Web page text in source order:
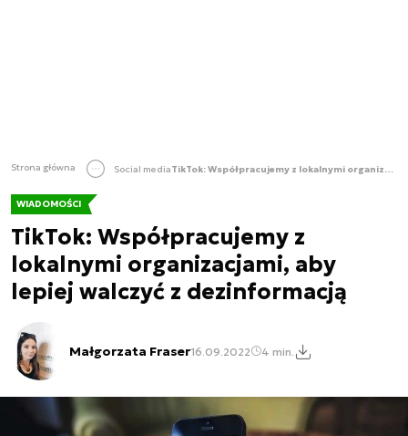
Strona główna Social media TikTok: Współpracujemy z lokalnymi organizacjami, aby lepiej walczyć z dezinformacją
WIADOMOŚCI
TikTok: Współpracujemy z
lokalnymi organizacjami, aby
lepiej walczyć z dezinformacją
Małgorzata Fraser16.09.2022 4 min.